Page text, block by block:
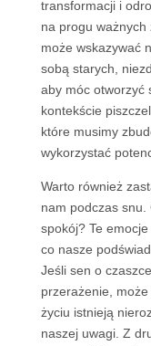
transformacji i
na progu ważnych
może wskazywać
sobą starych,
aby móc otworzyć
kontekście
które musimy
wykorzystać
Warto również
nam podczas snu.
spokój? Te
co nasze
Jeśli sen o
przerażenie,
życiu istnieją
naszej uwagi. Z